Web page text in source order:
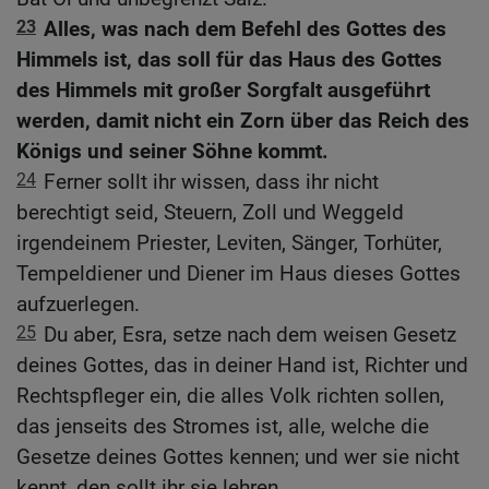
23 Alles, was nach dem Befehl des Gottes des
Himmels ist, das soll für das Haus des Gottes
des Himmels mit großer Sorgfalt ausgeführt
werden, damit nicht ein Zorn über das Reich des
Königs und seiner Söhne kommt.
24 Ferner sollt ihr wissen, dass ihr nicht
berechtigt seid, Steuern, Zoll und Weggeld
irgendeinem Priester, Leviten, Sänger, Torhüter,
Tempeldiener und Diener im Haus dieses Gottes
aufzuerlegen.
25 Du aber, Esra, setze nach dem weisen Gesetz
deines Gottes, das in deiner Hand ist, Richter und
Rechtspfleger ein, die alles Volk richten sollen,
das jenseits des Stromes ist, alle, welche die
Gesetze deines Gottes kennen; und wer sie nicht